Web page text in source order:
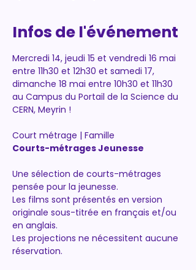
Infos de l'événement
Mercredi 14, jeudi 15 et vendredi 16 mai
entre 11h30 et 12h30 et samedi 17,
dimanche 18 mai entre 10h30 et 11h30
au Campus du Portail de la Science du
CERN, Meyrin !
Court métrage | Famille
Courts-métrages Jeunesse
Une sélection de courts-métrages
pensée pour la jeunesse.
Les films sont présentés en version
originale sous-titrée en français et/ou
en anglais.
Les projections ne nécessitent aucune
réservation.